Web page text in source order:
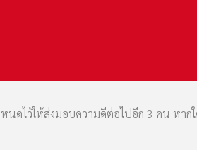
นดไว้ให้ส่งมอบความดีต่อไปอีก 3 คน หา